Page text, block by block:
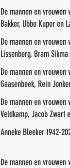
Groenendal
De mannen en vrouwen
Bakker, Ubbo Kuper en
De mannen en vrouwen
Lissenberg, Bram
der Veen
De mannen en
Gaasenbeek, Rein
Paalasmaa
De mannen en vrouwen
Veldkamp, Jacob Zwart
Anneke Bleeker 1942-
De mannen en vrouwen